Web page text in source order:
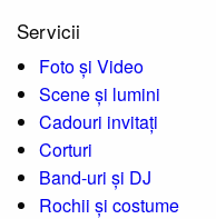
Servicii
Foto și Video
Scene și lumini
Cadouri invitați
Corturi
Band-uri și DJ
Rochii și costume